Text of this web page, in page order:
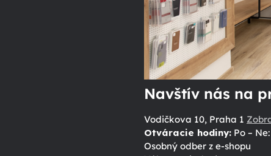
Navštív nás na
Vodičkova 10, Praha 1
Otváracie hodiny:Po – Ne:
Osobný odber z e-shopu